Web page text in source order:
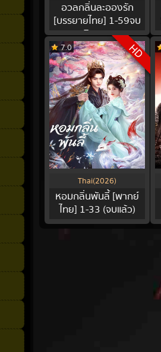
อวลกลิ่นละอองรัก
[บรรยายไทย] 1-59จบ
ตอนพิเศษ 2ตอน
7.0 HD
Thai(2026)
หอมกลิ่นพันลี้ [พากย์
ไทย] 1-33 (จบแล้ว)